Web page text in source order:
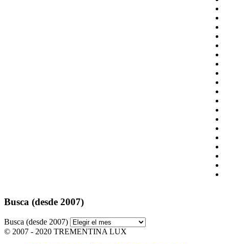
Busca (desde 2007)
Busca (desde 2007)
© 2007 - 2020 TREMENTINA LUX